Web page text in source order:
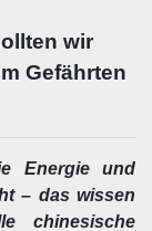
wir
Gefährten
Energie und
– das wissen
chinesische